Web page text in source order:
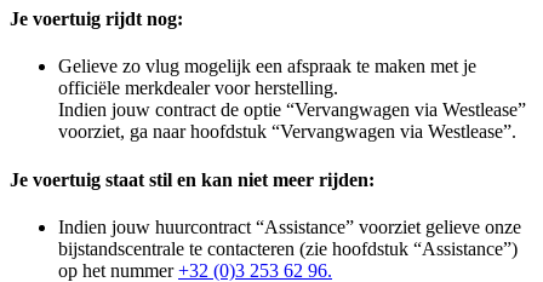
Je voertuig rijdt nog:
Gelieve zo vlug mogelijk een afspraak te maken met je
officiële merkdealer voor herstelling.
Indien jouw contract de optie “Vervangwagen via Westlease”
voorziet, ga naar hoofdstuk “Vervangwagen via Westlease”.
Je voertuig staat stil en kan niet meer rijden:
Indien jouw huurcontract “Assistance” voorziet gelieve onze
bijstandscentrale te contacteren (zie hoofdstuk “Assistance”)
op het nummer+32 (0)3 253 62 96.